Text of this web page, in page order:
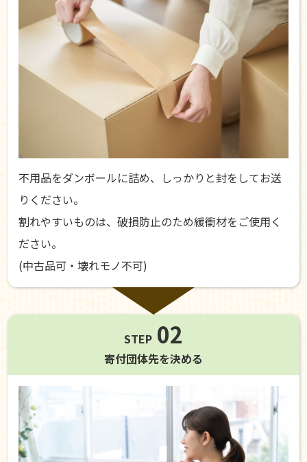
不用品をダンボールに詰め、しっかりと封をしてお送
りください。
割れやすいものは、破損防止のため緩衝材をご使用く
ださい。
(中古品可・壊れモノ不可)
STEP 02
寄付団体先を決める